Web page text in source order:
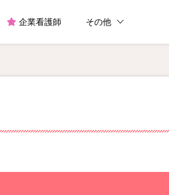
企業看護師 その他